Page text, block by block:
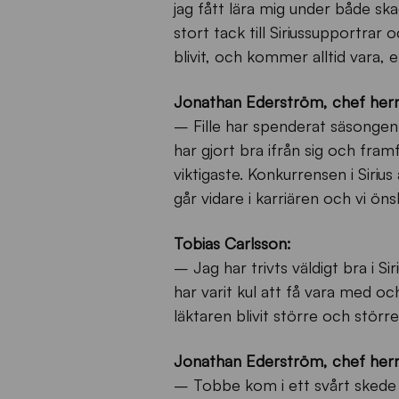
jag fått lära mig under både
stort tack till Siriussupportrar
blivit, och kommer alltid vara,
Jonathan Ederström, chef
– Fille har spenderat
har gjort bra ifrån sig och
viktigaste. Konkurrensen i
går vidare i karriären och vi
Tobias Carlsson:
– Jag har trivts väldigt bra i
har varit kul att få vara med
läktaren blivit större och
Jonathan Ederström, chef
– Tobbe kom i ett svårt skede